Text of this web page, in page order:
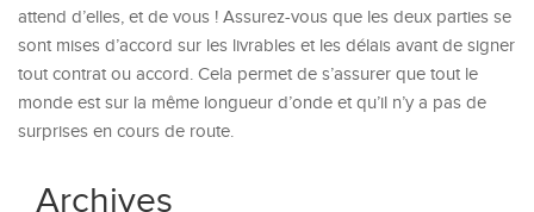
attend d’elles, et de vous ! Assurez-vous que les deux parties se
sont mises d’accord sur les livrables et les délais avant de signer
tout contrat ou accord. Cela permet de s’assurer que tout le
monde est sur la même longueur d’onde et qu’il n’y a pas de
surprises en cours de route.
Archives